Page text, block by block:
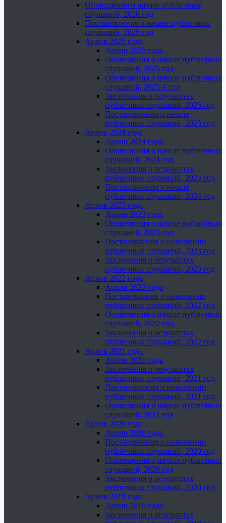
Оповещения о начале публичных
слушаний, 2026 год
Постановления о начале публичных
слушаний, 2026 год
Архив 2025 года
Архив 2025 года
Оповещения о начале публичных
слушаний, 2025 год
Оповещения о начале публичных
слушаний, 2025-1 год
Заключения о результатах
публичных слушаний, 2025 год
Постановления о начале
публичных слушаний, 2025 год
Архив 2024 года
Архив 2024 года
Оповещения о начале публичных
слушаний, 2024 год
Заключения о результатах
публичных слушаний, 2024 год
Постановления о начале
публичных слушаний, 2024 год
Архив 2023 года
Архив 2023 года
Оповещения о начале публичных
слушаний, 2023 год
Постановления о назначении
публичных слушаний, 2023 год
Заключения о результатах
публичных слушаний, 2023 год
Архив 2022 года
Архив 2022 года
Постановления о назначении
публичных слушаний, 2022 год
Оповещения о начале публичных
слушаний, 2022 год
Заключения о результатах
публичных слушаний, 2022 год
Архив 2021 года
Архив 2021 года
Заключения о результатах
публичных слушаний, 2021 год
Постановления о назначении
публичных слушаний, 2021 год
Оповещения о начале публичных
слушаний, 2021 год
Архив 2020 года
Архив 2020 года
Постановления о назначении
публичных слушаний, 2020 год
Оповещения о начале публичных
слушаний, 2020 год
Заключения о результатах
публичных слушаний, 2020 год
Архив 2019 года
Архив 2019 года
Заключения о результатах